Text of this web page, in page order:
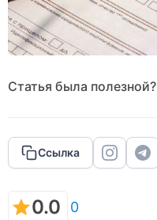
Статья была полезной?
Ссылка
0.0 0